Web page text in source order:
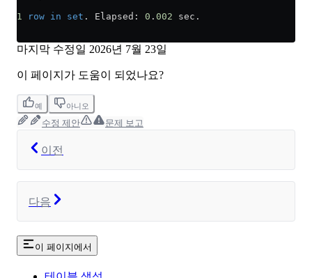
1 row in set . Elapsed: 0 . 002 sec.
마지막 수정일 2026년 7월 23일
이 페이지가 도움이 되었나요?
예 아니오
수정 제안 문제 보고
이전
다음
이 페이지에서